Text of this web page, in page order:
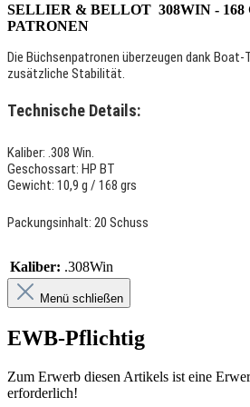
SELLIER & BELLOT 308WIN - 168
PATRONEN
Die Büchsenpatronen überzeugen dank Boat-
zusätzliche Stabilität.
Technische Details:
Kaliber: .308 Win.
Geschossart: HP BT
Gewicht: 10,9 g / 168 grs
Packungsinhalt: 20 Schuss
Kaliber: .308Win
Menü schließen
EWB-Pflichtig
Zum Erwerb diesen Artikels ist eine
erforderlich!